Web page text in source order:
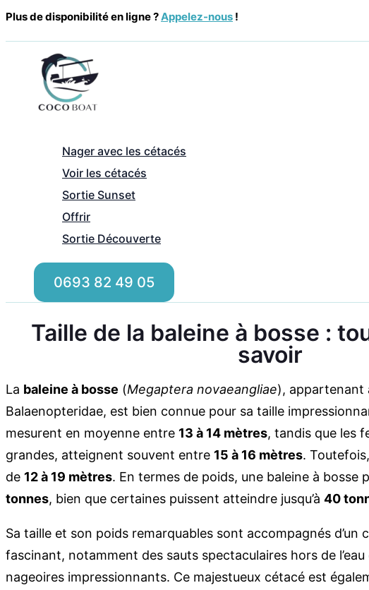
Aller
au
contenu
Plus de disponibilité en ligne ?Appelez-nous !
Nager avec les cétacés
Voir les cétacés
Sortie Sunset
Offrir
Sortie Découverte
0693 82 49 05
Taille de la baleine à bosse :
savoir
La baleine à bosse (Megaptera novaeangliae), appartenant
Balaenopteridae, est bien connue pour sa taille
mesurent en moyenne entre 13 à 14 mètres, tandis que les
grandes, atteignent souvent entre 15 à 16 mètres.
de 12 à 19 mètres. En termes de poids, une baleine à bosse
tonnes, bien que certaines puissent atteindre jusqu’à 40
Sa taille et son poids remarquables sont accompagnés
fascinant, notamment des sauts spectaculaires hors de
nageoires impressionnants. Ce majestueux cétacé est